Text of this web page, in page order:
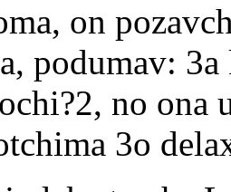
on
podumav:
no
3o